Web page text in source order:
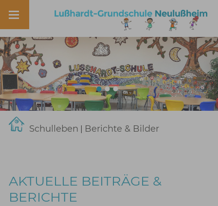
Schulleben Berichte & Bilder
AKTUELLE BEITRÄGE &
BERICHTE